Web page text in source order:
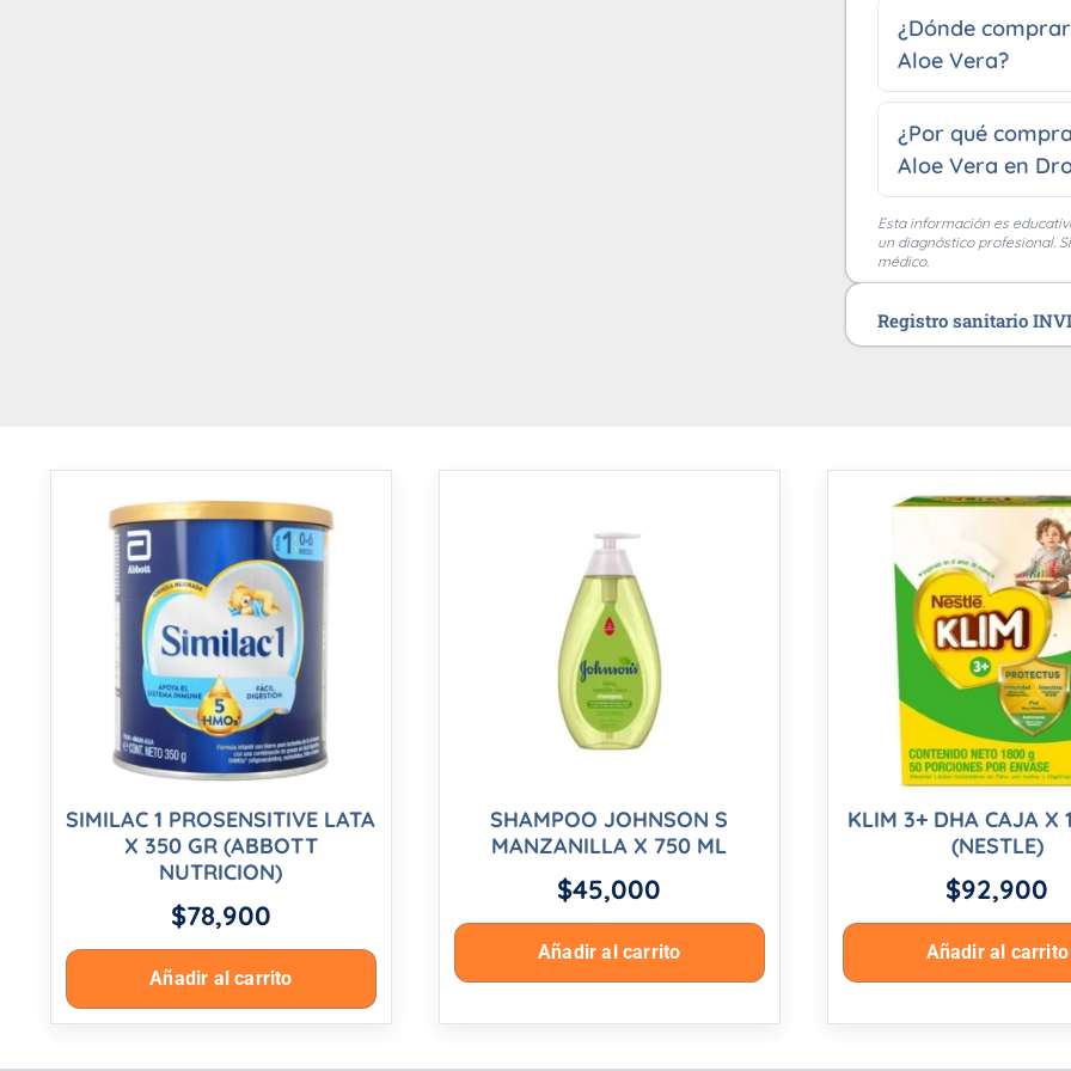
¿Dónde
Aloe Vera?
¿Por qué
Aloe Vera en
Esta información es
un diagnóstico profesional.
médico.
Registro sanitario
SIMILAC 1 PROSENSITIVE LATA
X 350 GR (ABBOTT
NUTRICION)
$78,900
Añadir al carrito
SHAMPOO JOHNSON S
MANZANILLA X 750 ML
$45,000
Añadir al carrito
KLIM 3+ DHA CAJA X
(NESTLE)
$92,900
Añadir al carrito